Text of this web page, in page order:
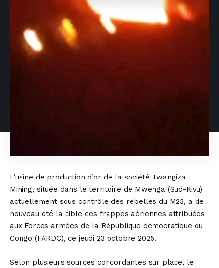
L’usine de production d’or de la société Twangiza
Mining, située dans le territoire de Mwenga (Sud-Kivu)
actuellement sous contrôle des rebelles du M23, a de
nouveau été la cible des frappes aériennes attribuées
aux Forces armées de la République démocratique du
Congo (FARDC), ce jeudi 23 octobre 2025.
Selon plusieurs sources concordantes sur place, le